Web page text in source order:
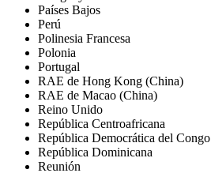
Países Bajos
Perú
Polinesia Francesa
Polonia
Portugal
RAE de Hong Kong (China)
RAE de Macao (China)
Reino Unido
República Centroafricana
República Democrática del Congo
República Dominicana
Reunión